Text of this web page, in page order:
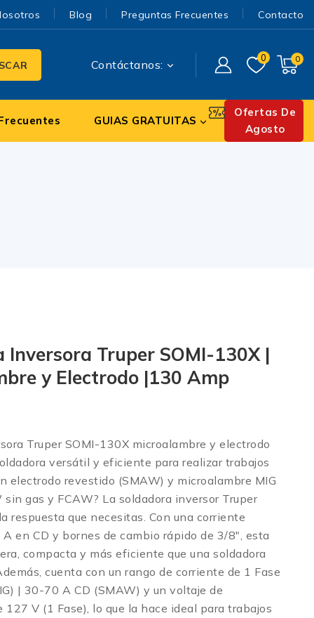
Blog Preguntas Frecuentes Contacto
Contáctanos: 0 0
GUIAS GRATUITAS
Ofertas De
Agosto
Inversora Truper SOMI-130X |
y Electrodo |130 Amp
Truper SOMI-130X microalambre y electrodo
versátil y eficiente para realizar trabajos
electrodo revestido (SMAW) y microalambre MIG
sin gas y FCAW? La soldadora inversor Truper
respuesta que necesitas. Con una corriente
en CD y bornes de cambio rápido de 3/8″, esta
compacta y más eficiente que una soldadora
cuenta con un rango de corriente de 1 Fase
| 30-70 A CD (SMAW) y un voltaje de
V (1 Fase), lo que la hace ideal para trabajos